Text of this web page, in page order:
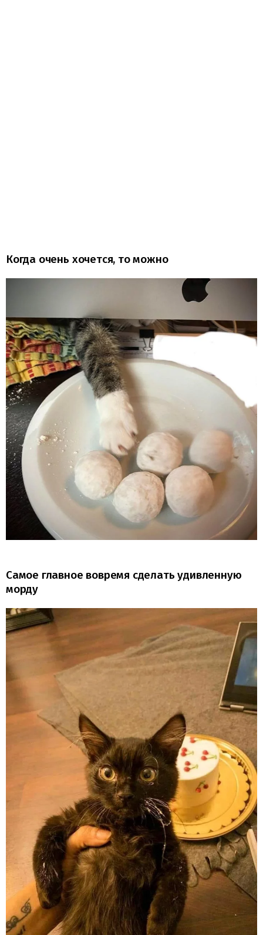
Когда очень хочется, то можно
Самое главное вовремя сделать удивленную
морду